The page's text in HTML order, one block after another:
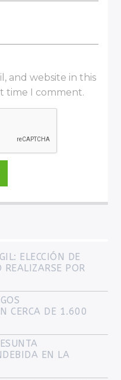
and website in this
time I comment.
ELECCIÓN DE
POR
CERCA DE 1.600
EN LA